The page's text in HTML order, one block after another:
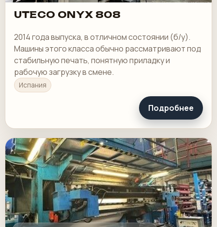
UTECO ONYX 808
2014 года выпуска, в отличном состоянии (б/у).
Машины этого класса обычно рассматривают под
стабильную печать, понятную приладку и
рабочую загрузку в смене.
Испания
Подробнее